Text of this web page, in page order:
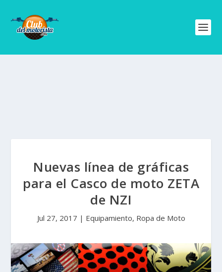
Nuevas línea de gráficas
para el Casco de moto ZETA
de NZI
Jul 27, 2017 | Equipamiento, Ropa de Moto